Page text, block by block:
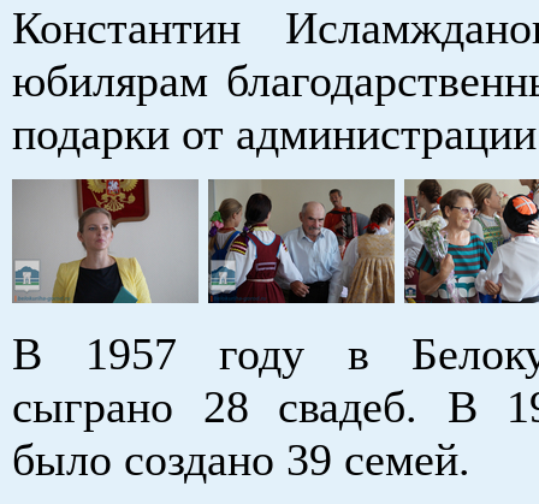
Константин
юбилярам
подарки от
В 1957 году в
сыграно 28 свадеб. В
было создано 39 семей.